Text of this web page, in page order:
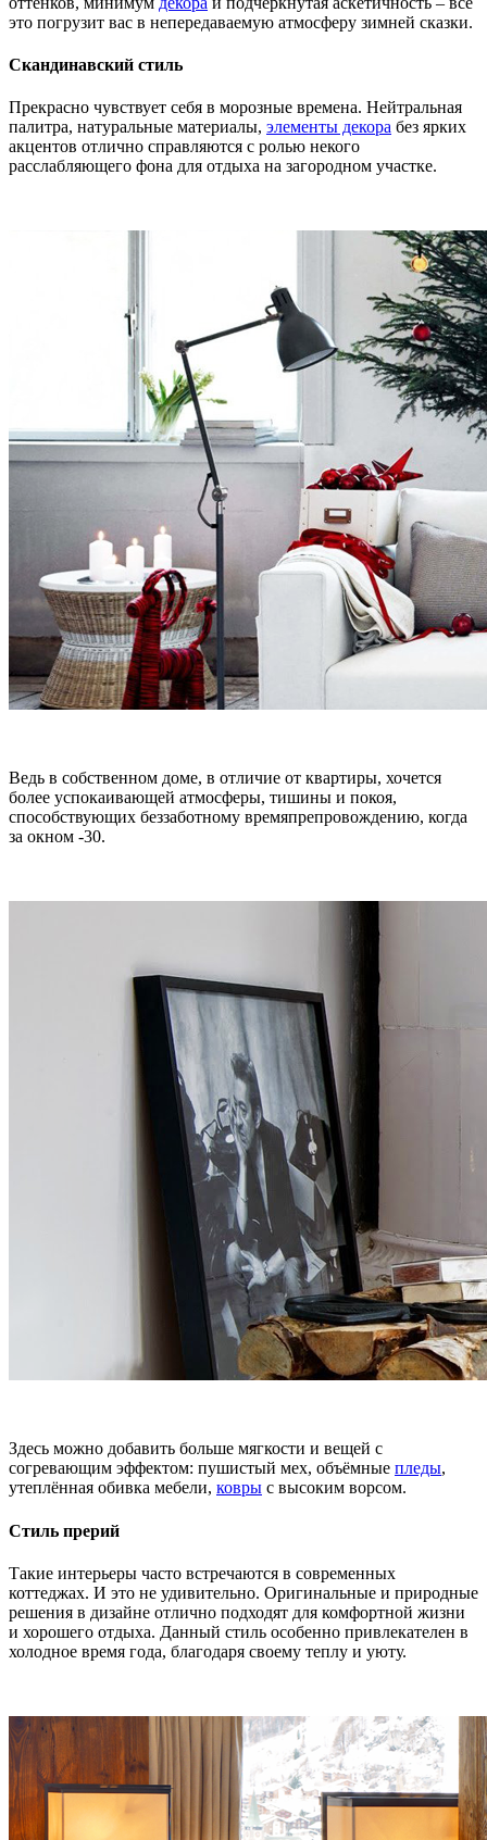
это погрузит вас в непередаваемую атмосферу зимней сказки.
Скандинавский стиль
Прекрасно чувствует себя в морозные времена. Нейтральная
палитра, натуральные материалы, элементы декора без ярких
акцентов отлично справляются с ролью некого
расслабляющего фона для отдыха на загородном участке.
Ведь в собственном доме, в отличие от квартиры, хочется
более успокаивающей атмосферы, тишины и покоя,
способствующих беззаботному времяпрепровождению, когда
за окном -30.
Здесь можно добавить больше мягкости и вещей с
согревающим эффектом: пушистый мех, объёмные пледы,
утеплённая обивка мебели, ковры с высоким ворсом.
Стиль прерий
Такие интерьеры часто встречаются в современных
коттеджах. И это не удивительно. Оригинальные и природные
решения в дизайне отлично подходят для комфортной жизни
и хорошего отдыха. Данный стиль особенно привлекателен в
холодное время года, благодаря своему теплу и уюту.